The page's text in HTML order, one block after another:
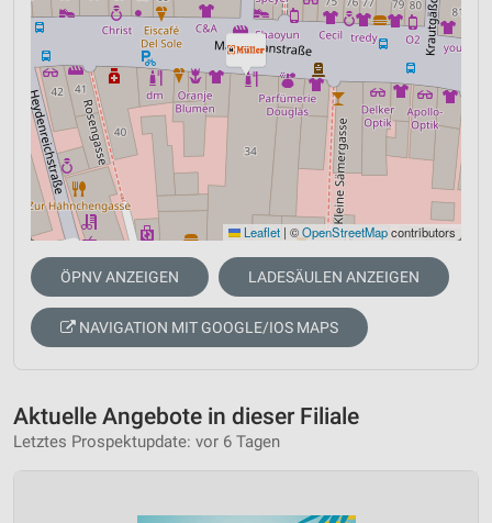
Leaflet | ©OpenStreetMapcontributors
ÖPNV ANZEIGEN LADESÄULEN ANZEIGEN
NAVIGATION MIT GOOGLE/IOS MAPS
Aktuelle Angebote in dieser Filiale
Letztes Prospektupdate: vor 6 Tagen